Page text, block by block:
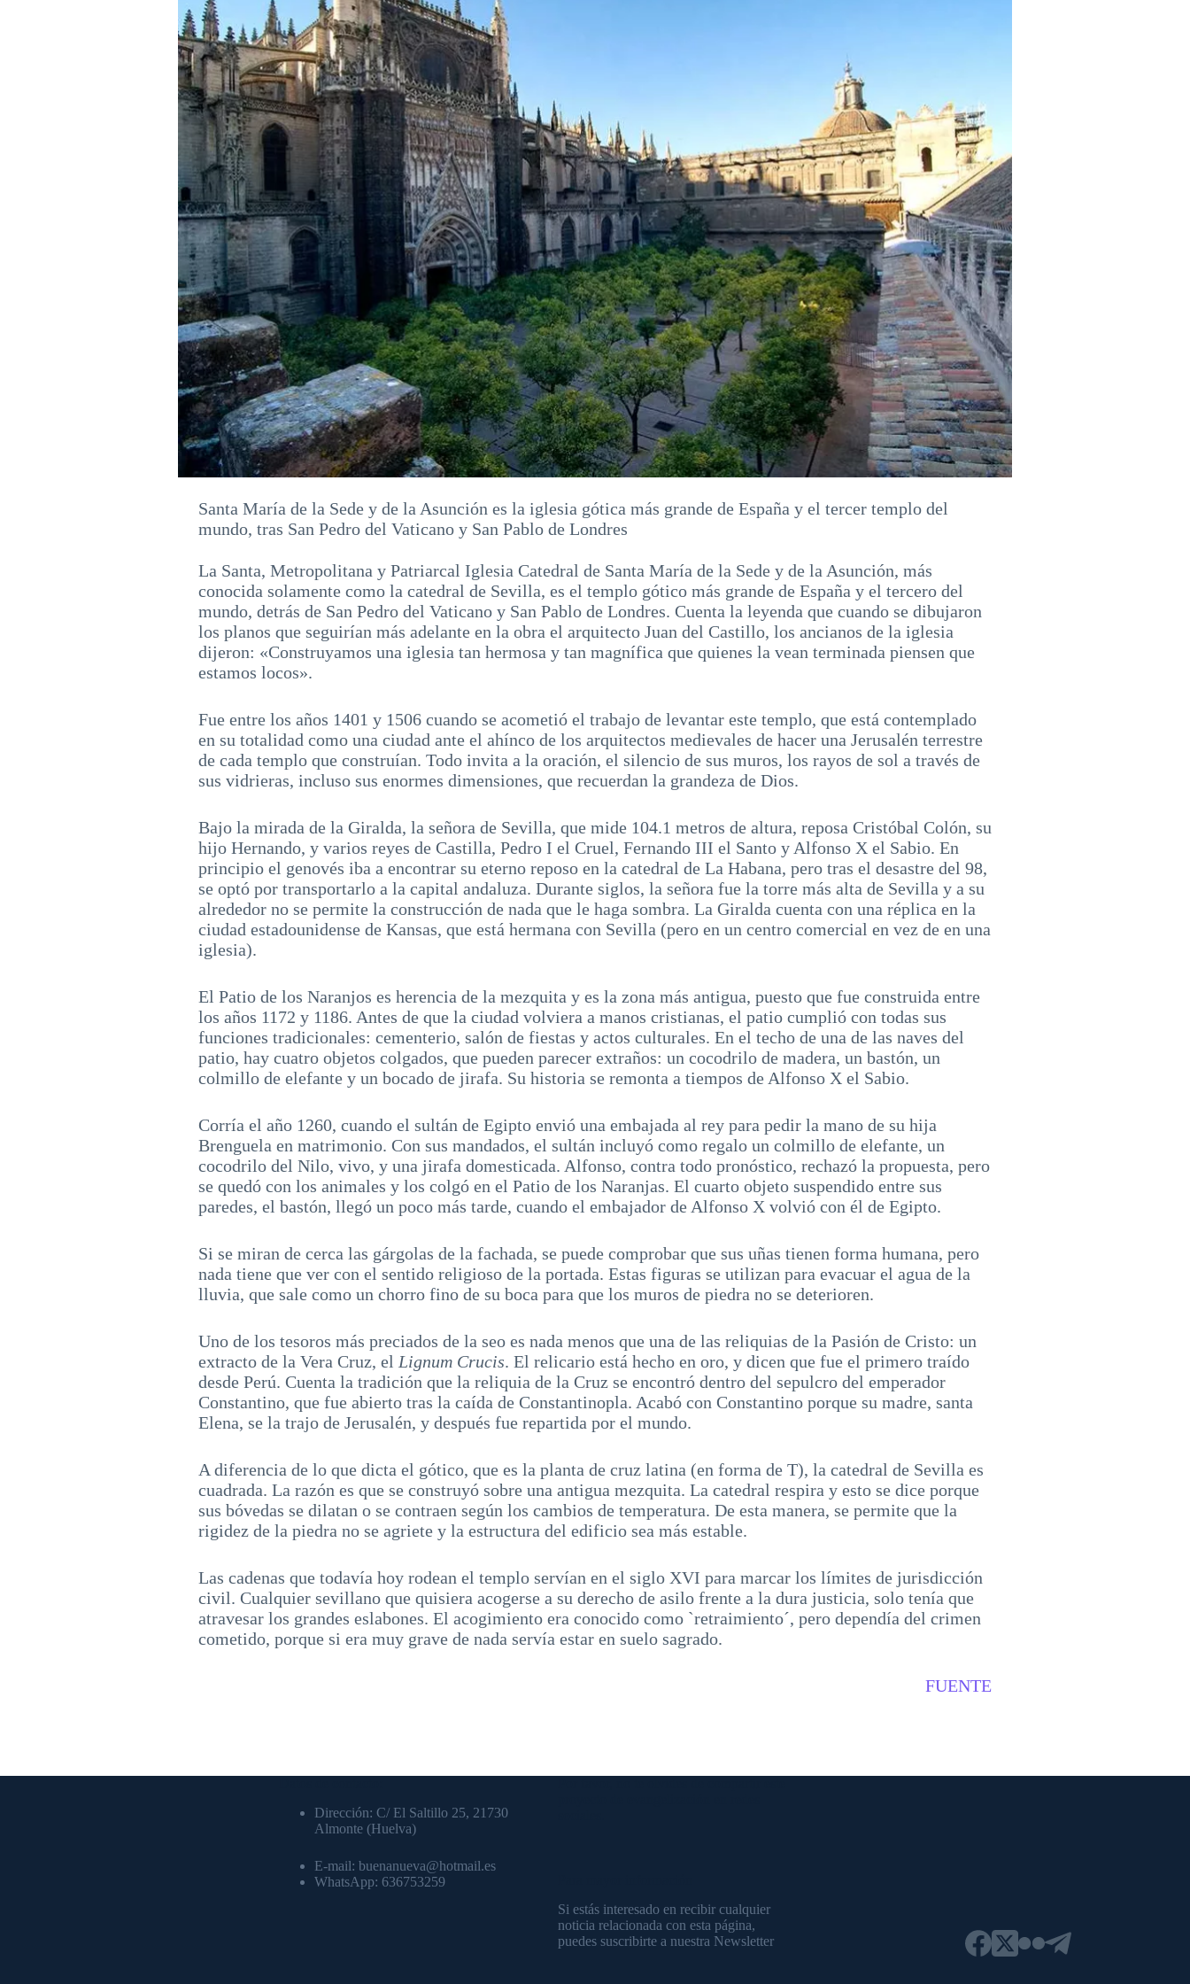
Santa María de la Sede y de la Asunción es la iglesia gótica más grande de España y el tercer templo del
mundo, tras San Pedro del Vaticano y San Pablo de Londres
La Santa, Metropolitana y Patriarcal Iglesia Catedral de Santa María de la Sede y de la Asunción, más
conocida solamente como la catedral de Sevilla, es el templo gótico más grande de España y el tercero del
mundo, detrás de San Pedro del Vaticano y San Pablo de Londres. Cuenta la leyenda que cuando se dibujaron
los planos que seguirían más adelante en la obra el arquitecto Juan del Castillo, los ancianos de la iglesia
dijeron: «Construyamos una iglesia tan hermosa y tan magnífica que quienes la vean terminada piensen que
estamos locos».
Fue entre los años 1401 y 1506 cuando se acometió el trabajo de levantar este templo, que está contemplado
en su totalidad como una ciudad ante el ahínco de los arquitectos medievales de hacer una Jerusalén terrestre
de cada templo que construían. Todo invita a la oración, el silencio de sus muros, los rayos de sol a través de
sus vidrieras, incluso sus enormes dimensiones, que recuerdan la grandeza de Dios.
Bajo la mirada de la Giralda, la señora de Sevilla, que mide 104.1 metros de altura, reposa Cristóbal Colón, su
hijo Hernando, y varios reyes de Castilla, Pedro I el Cruel, Fernando III el Santo y Alfonso X el Sabio. En
principio el genovés iba a encontrar su eterno reposo en la catedral de La Habana, pero tras el desastre del 98,
se optó por transportarlo a la capital andaluza. Durante siglos, la señora fue la torre más alta de Sevilla y a su
alrededor no se permite la construcción de nada que le haga sombra. La Giralda cuenta con una réplica en la
ciudad estadounidense de Kansas, que está hermana con Sevilla (pero en un centro comercial en vez de en una
iglesia).
El Patio de los Naranjos es herencia de la mezquita y es la zona más antigua, puesto que fue construida entre
los años 1172 y 1186. Antes de que la ciudad volviera a manos cristianas, el patio cumplió con todas sus
funciones tradicionales: cementerio, salón de fiestas y actos culturales. En el techo de una de las naves del
patio, hay cuatro objetos colgados, que pueden parecer extraños: un cocodrilo de madera, un bastón, un
colmillo de elefante y un bocado de jirafa. Su historia se remonta a tiempos de Alfonso X el Sabio.
Corría el año 1260, cuando el sultán de Egipto envió una embajada al rey para pedir la mano de su hija
Brenguela en matrimonio. Con sus mandados, el sultán incluyó como regalo un colmillo de elefante, un
cocodrilo del Nilo, vivo, y una jirafa domesticada. Alfonso, contra todo pronóstico, rechazó la propuesta, pero
se quedó con los animales y los colgó en el Patio de los Naranjas. El cuarto objeto suspendido entre sus
paredes, el bastón, llegó un poco más tarde, cuando el embajador de Alfonso X volvió con él de Egipto.
Si se miran de cerca las gárgolas de la fachada, se puede comprobar que sus uñas tienen forma humana, pero
nada tiene que ver con el sentido religioso de la portada. Estas figuras se utilizan para evacuar el agua de la
lluvia, que sale como un chorro fino de su boca para que los muros de piedra no se deterioren.
Uno de los tesoros más preciados de la seo es nada menos que una de las reliquias de la Pasión de Cristo: un
extracto de la Vera Cruz, el Lignum Crucis. El relicario está hecho en oro, y dicen que fue el primero traído
desde Perú. Cuenta la tradición que la reliquia de la Cruz se encontró dentro del sepulcro del emperador
Constantino, que fue abierto tras la caída de Constantinopla. Acabó con Constantino porque su madre, santa
Elena, se la trajo de Jerusalén, y después fue repartida por el mundo.
A diferencia de lo que dicta el gótico, que es la planta de cruz latina (en forma de T), la catedral de Sevilla es
cuadrada. La razón es que se construyó sobre una antigua mezquita. La catedral respira y esto se dice porque
sus bóvedas se dilatan o se contraen según los cambios de temperatura. De esta manera, se permite que la
rigidez de la piedra no se agriete y la estructura del edificio sea más estable.
Las cadenas que todavía hoy rodean el templo servían en el siglo XVI para marcar los límites de jurisdicción
civil. Cualquier sevillano que quisiera acogerse a su derecho de asilo frente a la dura justicia, solo tenía que
atravesar los grandes eslabones. El acogimiento era conocido como `retraimiento´, pero dependía del crimen
cometido, porque si era muy grave de nada servía estar en suelo sagrado.
FUENTE
Dirección: C/ El Saltillo 25, 21730
Almonte (Huelva)
E-mail: buenanueva@hotmail.es
WhatsApp: 636753259
Si estás interesado en recibir cualquier
noticia relacionada con esta página,
puedes suscribirte a nuestra Newsletter